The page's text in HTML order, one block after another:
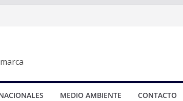
MEDIO AMBIENTE CONTACTO